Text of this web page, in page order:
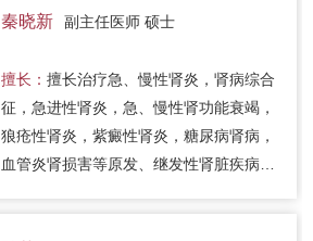
秦晓新 副主任医师 硕士
擅长： 擅长治疗急、慢性肾炎，肾病综合
征，急进性肾炎，急、慢性肾功能衰竭，
狼疮性肾炎，紫癜性肾炎，糖尿病肾病，
血管炎肾损害等原发、继发性肾脏疾病，